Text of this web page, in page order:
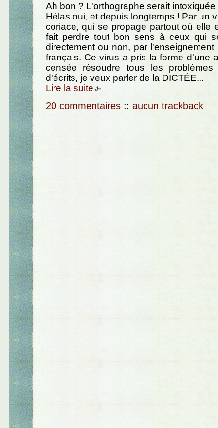
Ah bon ? L'orthographe serait intoxiquée
Hélas oui, et depuis longtemps ! Par un
coriace, qui se propage partout où elle
fait perdre tout bon sens à ceux qui
directement ou non, par
français. Ce virus a pris la forme d'une
censée résoudre tous les problèmes
d'écrits, je veux parler de la DICTÉE...
Lire la suite
20 commentaires :: aucun trackback